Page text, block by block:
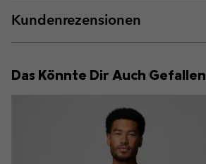
Kundenrezensionen
Das Könnte Dir Auch Gefallen